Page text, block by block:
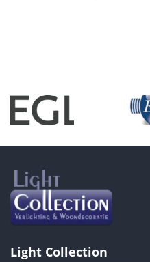
Light Collection